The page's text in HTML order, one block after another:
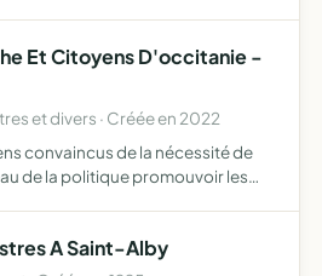
Et Citoyens D'occitanie -
et divers · Créée en 2022
convaincus de la nécessité de
de la politique promouvoir les
A Saint-Alby